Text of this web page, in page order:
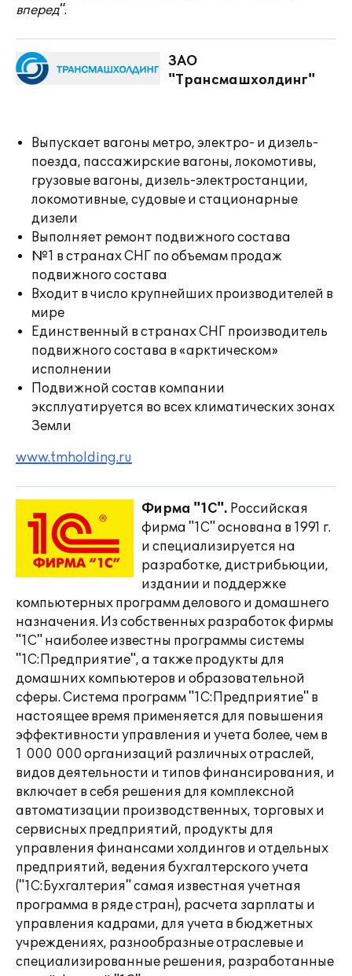
вперед".
ЗАО
"Трансмашхолдинг"
Выпускает вагоны метро, электро- и дизель-
поезда, пассажирские вагоны, локомотивы,
грузовые вагоны, дизель-электростанции,
локомотивные, судовые и стационарные
дизели
Выполняет ремонт подвижного состава
№1 в странах СНГ по объемам продаж
подвижного состава
Входит в число крупнейших производителей в
мире
Единственный в странах СНГ производитель
подвижного состава в «арктическом»
исполнении
Подвижной состав компании
эксплуатируется во всех климатических зонах
Земли
www.tmholding.ru
Фирма "1С". Российская
фирма "1С" основана в 1991 г.
и специализируется на
разработке, дистрибьюции,
издании и поддержке
компьютерных программ делового и домашнего
назначения. Из собственных разработок фирмы
"1С" наиболее известны программы системы
"1С:Предприятие", а также продукты для
домашних компьютеров и образовательной
сферы. Система программ "1С:Предприятие" в
настоящее время применяется для повышения
эффективности управления и учета более, чем в
1 000 000 организаций различных отраслей,
видов деятельности и типов финансирования, и
включает в себя решения для комплексной
автоматизации производственных, торговых и
сервисных предприятий, продукты для
управления финансами холдингов и отдельных
предприятий, ведения бухгалтерского учета
("1С:Бухгалтерия" самая известная учетная
программа в ряде стран), расчета зарплаты и
управления кадрами, для учета в бюджетных
учреждениях, разнообразные отраслевые и
специализированные решения, разработанные